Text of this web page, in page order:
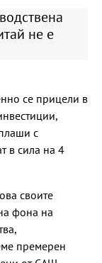
не е
се прицели в
с
в сила на 4
своите
фона на
премерен